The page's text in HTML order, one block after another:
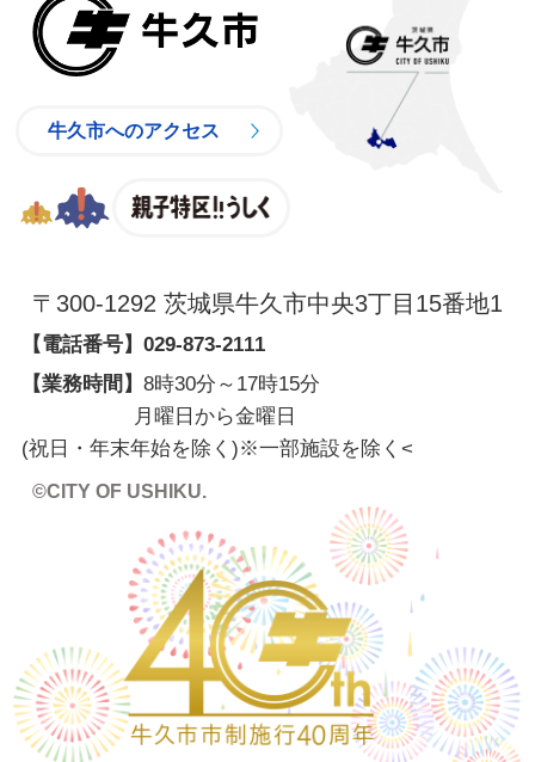
牛久市へのアクセス
〒300-1292 茨城県牛久市中央3丁目15番地1
【電話番号】 029-873-2111
【業務時間】 8時30分～17時15分
月曜日から金曜日
(祝日・年末年始を除く)※一部施設を除く <
©CITY OF USHIKU.